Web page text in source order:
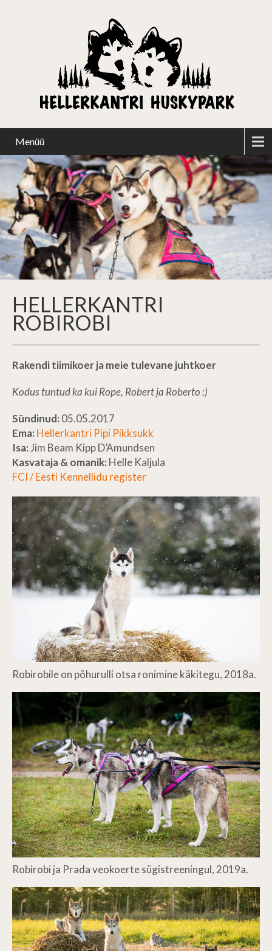
Menüü
HELLERKANTRI
ROBIROBI
Rakendi tiimikoer ja meie tulevane juhtkoer
Kodus tuntud ka kui Rope, Robert ja Roberto:)
Sündinud: 05.05.2017
Ema: Hellerkantri Pipi Pikksukk
Isa:Jim Beam Kipp D’Amundsen
Kasvataja & omanik: Helle Kaljula
FCI / Eesti Kennellidu register
Robirobile on põhurulli otsa ronimine käkitegu, 2018a.
Robirobi ja Prada veokoerte sügistreeningul, 2019a.